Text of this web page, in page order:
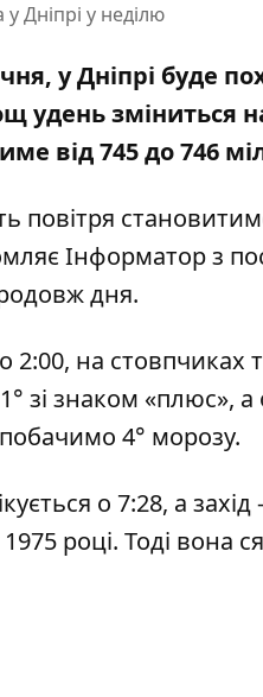
Дніпрі у неділю
у Дніпрі буде
уденьзміниться
від 745 до 746
повітря
Інформатор з
дня.
2:00, на
зі знаком «плюс»,
4° морозу.
о 7:28, а
році. Тоді вона